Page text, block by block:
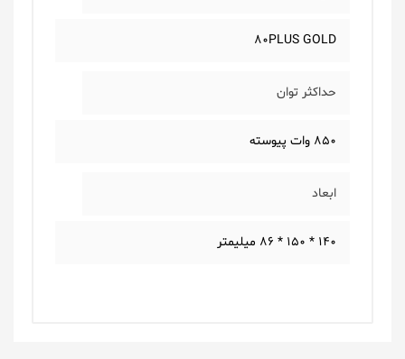
80PLUS GOLD
حداکثر توان
850 وات پیوسته
ابعاد
140 * 150 * 86 میلیمتر